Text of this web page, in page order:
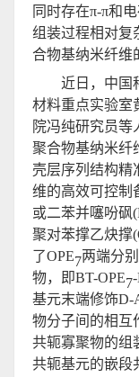
同时存在π-π和
组装过程相对复
合物基纳米纤维
近日，中国
材料重点实验室
院冯纯研究员
聚合物基纳米纤
壳层序列结构精
维的高效可控制
或二苯并噻吩砜
聚对苯撑乙炔撑
了OPE7两端分
物，即BT-OPE7
基元末端修饰
物分子间的相互
共轭寡聚物的组
共轭基元的嵌段